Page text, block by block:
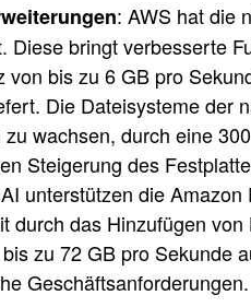
: AWS hat die
Diese bringt verbesserte
bis zu 6 GB pro
Die Dateisysteme der
wachsen, durch eine
Steigerung des
unterstützen die
durch das Hinzufügen
zu 72 GB pro Sekunde
Geschäftsanforderungen.